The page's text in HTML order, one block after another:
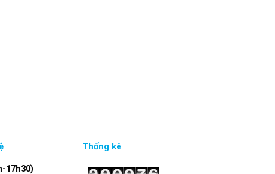
17h30)
Thống kê